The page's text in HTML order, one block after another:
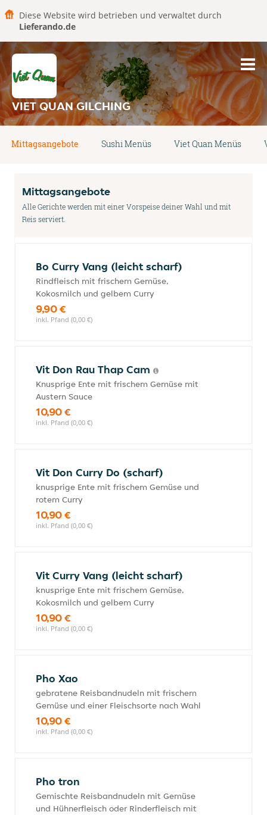
Diese Website wird betrieben und verwaltet durch
Lieferando.de
VIET QUAN GILCHING
Mittagsangebote Sushi Menüs Viet Quan Menüs
Mittagsangebote
Alle Gerichte werden mit einer Vorspeise deiner Wahl und mit
Reis serviert.
Bo Curry Vang (leicht scharf)
Rindfleisch mit frischem Gemüse,
Kokosmilch und gelbem Curry
9,90 €
inkl. Pfand (0,00 €)
Vit Don Rau Thap Cam
Knusprige Ente mit frischem Gemüse mit
Austern Sauce
10,90 €
inkl. Pfand (0,00 €)
Vit Don Curry Do (scharf)
knusprige Ente mit frischem Gemüse und
rotem Curry
10,90 €
inkl. Pfand (0,00 €)
Vit Curry Vang (leicht scharf)
knusprige Ente mit frischem Gemüse,
Kokosmilch und gelbem Curry
10,90 €
inkl. Pfand (0,00 €)
Pho Xao
gebratene Reisbandnudeln mit frischem
Gemüse und einer Fleischsorte nach Wahl
10,90 €
inkl. Pfand (0,00 €)
Pho tron
Gemischte Reisbandnudeln mit Gemüse
und Hühnerfleisch oder Rinderfleisch mit